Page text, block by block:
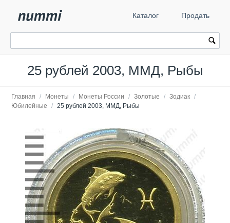
Каталог Продать
25 рублей 2003, ММД, Рыбы
Главная / Монеты / Монеты России / Золотые / Зодиак /
Юбилейные
/ 25 рублей 2003, ММД, Рыбы